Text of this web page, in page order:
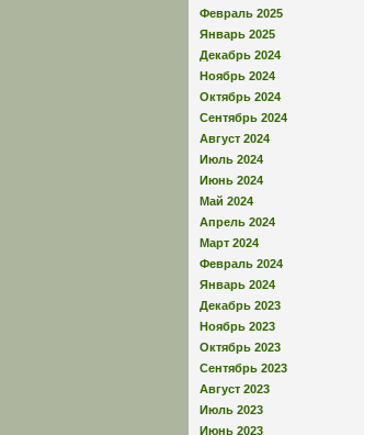
Февраль 2025
Январь 2025
Декабрь 2024
Ноябрь 2024
Октябрь 2024
Сентябрь 2024
Август 2024
Июль 2024
Июнь 2024
Май 2024
Апрель 2024
Март 2024
Февраль 2024
Январь 2024
Декабрь 2023
Ноябрь 2023
Октябрь 2023
Сентябрь 2023
Август 2023
Июль 2023
Июнь 2023